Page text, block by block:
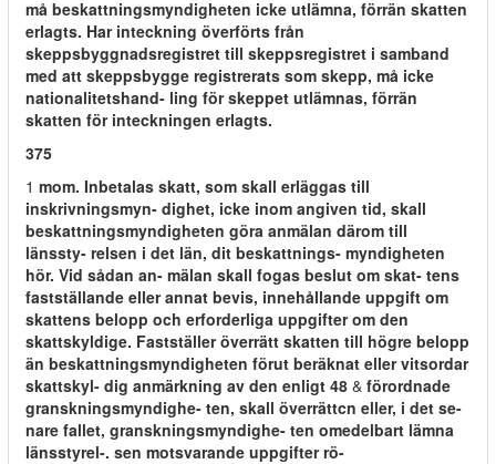
må beskattningsmyndigheten icke utlämna, förrän skatten
erlagts. Har inteckning överförts från
skeppsbyggnadsregistret till skeppsregistret i samband
med att skeppsbygge registrerats som skepp, må icke
nationalitetshand- ling för skeppet utlämnas, förrän
skatten för inteckningen erlagts.
375
1 mom. Inbetalas skatt, som skall erläggas till
inskrivningsmyn- dighet, icke inom angiven tid, skall
beskattningsmyndigheten göra anmälan därom till
länssty- relsen i det län, dit beskattnings- myndigheten
hör. Vid sådan an- mälan skall fogas beslut om skat- tens
fastställande eller annat bevis, innehållande uppgift om
skattens belopp och erforderliga uppgifter om den
skattskyldige. Fastställer överrätt skatten till högre belopp
än beskattningsmyndigheten förut beräknat eller vitsordar
skattskyl- dig anmärkning av den enligt 48 & förordnade
granskningsmyndighe- ten, skall överrättcn eller, i det se-
nare fallet, granskningsmyndighe- ten omedelbart lämna
länsstyrel-. sen motsvarande uppgifter rö-